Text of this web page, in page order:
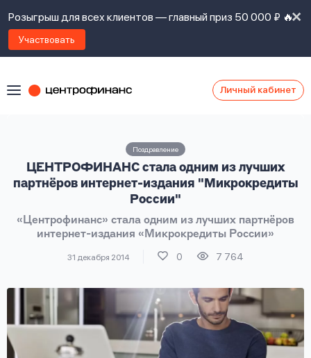
Розыгрыш для всех клиентов — главный приз 50 000 ₽ 🔥
Участвовать
Личный кабинет
Поздравление
ЦЕНТРОФИНАНС стала одним из лучших
партнёров интернет-издания "Микрокредиты
России"
«Центрофинанс» стала одним из лучших партнёров
интернет-издания «Микрокредиты России»
31 декабря 2014 0 7 764
Наши
контакты
Задать
вопрос
Ок
Ок
с
правилами
политикой
сайта,
обработку
личных
данных